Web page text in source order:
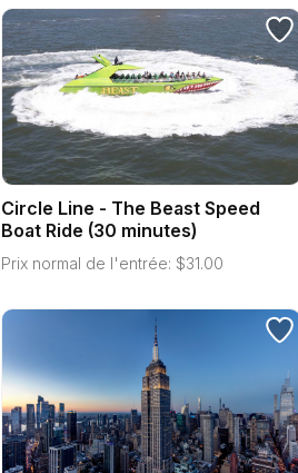
Circle Line - The Beast Speed
Boat Ride (30 minutes)
Prix normal de l'entrée: $31.00